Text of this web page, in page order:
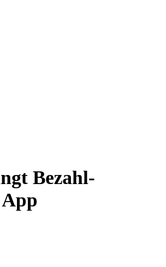
Bezahl-